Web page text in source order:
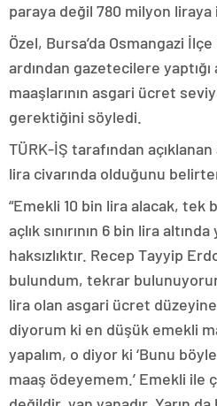
paraya değil 780 milyon liraya
Özel, Bursa’da Osmangazi
ardından gazetecilere yaptığı
maaşlarının asgari ücret
gerektiğini söyledi.
TÜRK-İŞ tarafından açıklanan
lira civarında olduğunu
“Emekli 10 bin lira alacak, tek
açlık sınırının 6 bin lira
haksızlıktır. Recep Tayyip
bulundum, tekrar
lira olan asgari ücret düzeyine
diyorum ki en düşük emekli
yapalım, o diyor ki ‘Bunu
maaş ödeyemem.’ Emekli ile